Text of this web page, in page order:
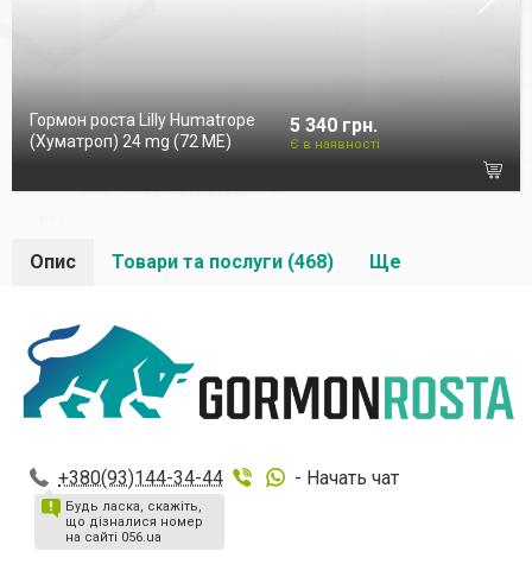
Гормон роста Lilly Humatrope
(Хуматроп) 24 mg (72 МЕ)
5 340 грн.
Є в наявності
Опис Товари та послуги (468) Ще
+380(93)144-34-44 - Начать чат
Будь ласка, скажіть,
що дізналися номер
на сайті 056.ua